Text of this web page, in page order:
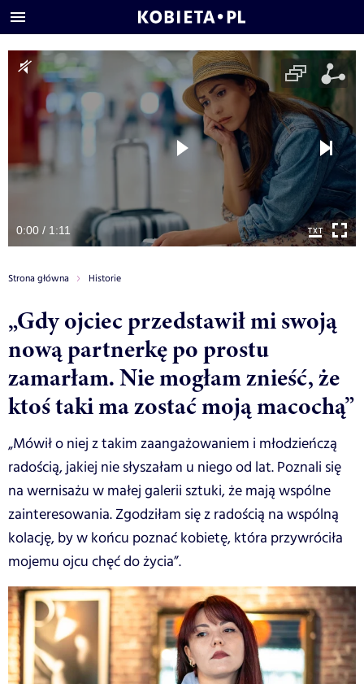
0:00 / 1:11
Strona główna Historie
„Gdy ojciec przedstawił mi swoją
nową partnerkę po prostu
zamarłam. Nie mogłam znieść, że
ktoś taki ma zostać moją macochą”
„Mówił o niej z takim zaangażowaniem i młodzieńczą
radością, jakiej nie słyszałam u niego od lat. Poznali się
na wernisażu w małej galerii sztuki, że mają wspólne
zainteresowania. Zgodziłam się z radością na wspólną
kolację, by w końcu poznać kobietę, która przywróciła
mojemu ojcu chęć do życia”.